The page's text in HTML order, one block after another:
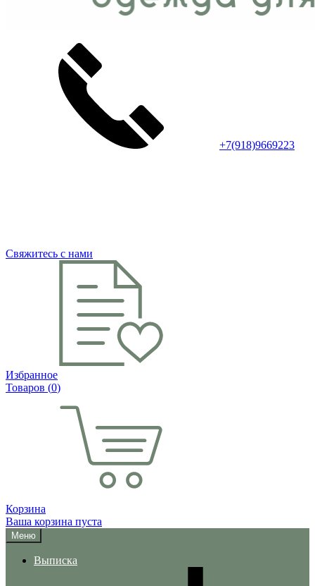
+7(918)9669223
Свяжитесь с нами
Избранное
Товаров (0)
Корзина
Ваша корзина пуста
Меню
Выписка